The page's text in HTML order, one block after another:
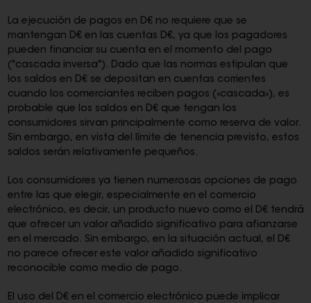
La ejecución de pagos en D€ no requiere que se
mantengan D€ en las cuentas D€, ya que los pagadores
pueden financiar su cuenta en el momento del pago
("cascada inversa"). Dado que las normas estipulan que
los saldos en D€ se depositan en cuentas corrientes
cuando los comerciantes reciben pagos («cascada»), es
probable que los saldos en D€ que tengan los
consumidores sirvan principalmente como reserva de valor.
Sin embargo, en vista del límite de tenencia previsto, estos
saldos serán relativamente pequeños.
Los consumidores ya tienen numerosas opciones de pago
entre las que elegir, especialmente en el comercio
electrónico, es decir, un producto nuevo como el D€ tendrá
que ofrecer un valor añadido significativo para afianzarse
en el mercado. Sin embargo, en la situación actual, el D€
no parece ofrecer este valor añadido significativo
reconocible como medio de pago.
El uso del D€ en el comercio electrónico puede implicar